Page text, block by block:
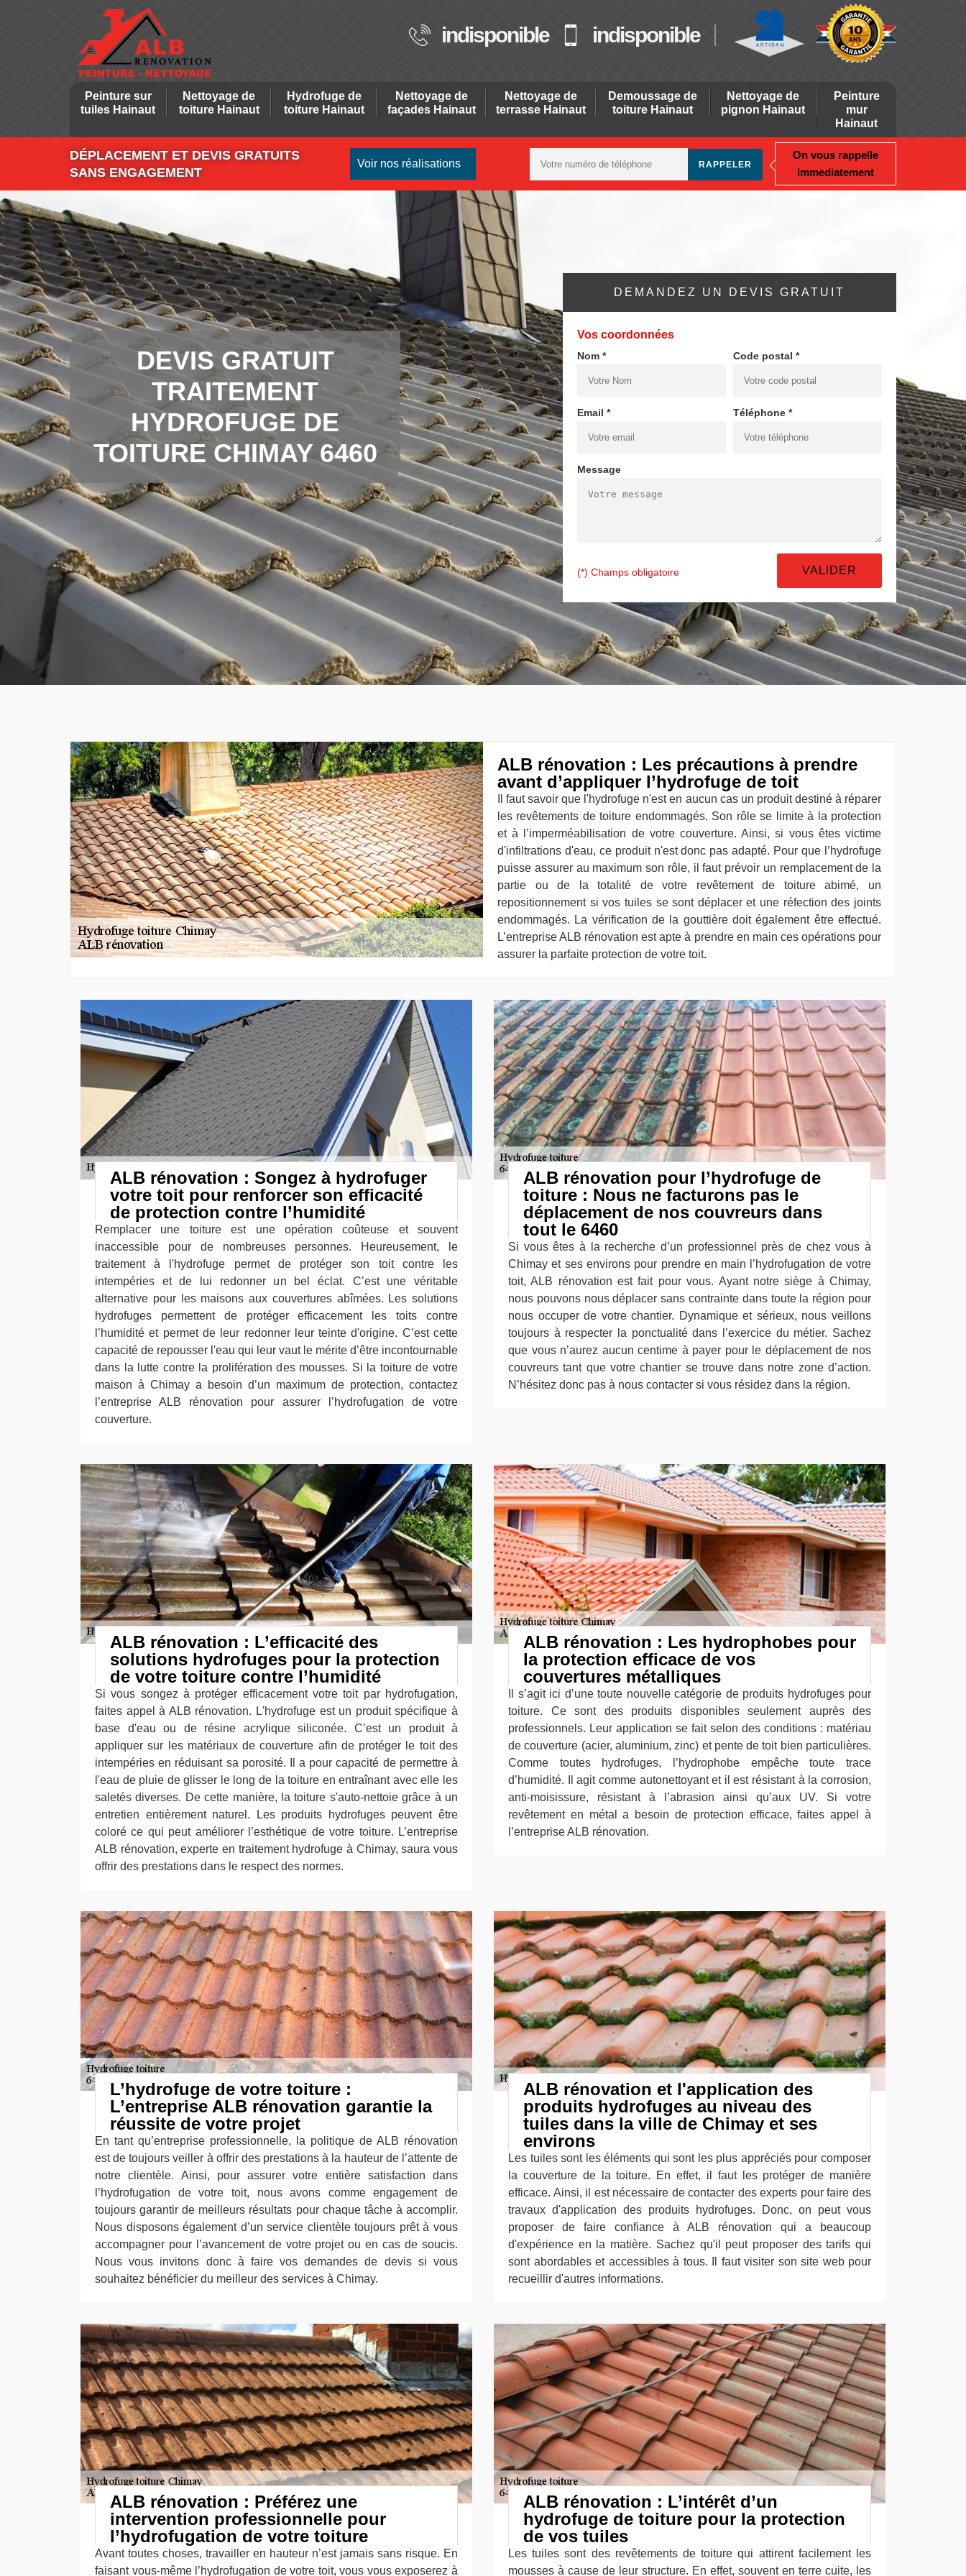
indisponible indisponible
Peinture sur
tuiles Hainaut
Nettoyage de
toiture Hainaut
Hydrofuge de
toiture Hainaut
Nettoyage de
façades Hainaut
Nettoyage de
terrasse Hainaut
Demoussage de
toiture Hainaut
Nettoyage de
pignon Hainaut
Peinture
mur
Hainaut
DÉPLACEMENT ET DEVIS GRATUITS
SANS ENGAGEMENT
Voir nos réalisations
On vous rappelle
immediatement
DEVIS GRATUIT
TRAITEMENT
HYDROFUGE DE
TOITURE CHIMAY 6460
DEMANDEZ UN DEVIS GRATUIT
Vos coordonnées
Nom * Code postal *
Email * Téléphone *
Message
(*) Champs obligatoire
ALB rénovation : Les précautions à prendre
avant d’appliquer l’hydrofuge de toit
Il faut savoir que l'hydrofuge n'est en aucun cas un produit destiné à réparer
les revêtements de toiture endommagés. Son rôle se limite à la protection
et à l’imperméabilisation de votre couverture. Ainsi, si vous êtes victime
d'infiltrations d'eau, ce produit n'est donc pas adapté. Pour que l’hydrofuge
puisse assurer au maximum son rôle, il faut prévoir un remplacement de la
partie ou de la totalité de votre revêtement de toiture abimé, un
repositionnement si vos tuiles se sont déplacer et une réfection des joints
endommagés. La vérification de la gouttière doit également être effectué.
L’entreprise ALB rénovation est apte à prendre en main ces opérations pour
assurer la parfaite protection de votre toit.
ALB rénovation : Songez à hydrofuger
votre toit pour renforcer son efficacité
de protection contre l’humidité
Remplacer une toiture est une opération coûteuse et souvent
inaccessible pour de nombreuses personnes. Heureusement, le
traitement à l'hydrofuge permet de protéger son toit contre les
intempéries et de lui redonner un bel éclat. C’est une véritable
alternative pour les maisons aux couvertures abîmées. Les solutions
hydrofuges permettent de protéger efficacement les toits contre
l’humidité et permet de leur redonner leur teinte d'origine. C’est cette
capacité de repousser l'eau qui leur vaut le mérite d’être incontournable
dans la lutte contre la prolifération des mousses. Si la toiture de votre
maison à Chimay a besoin d’un maximum de protection, contactez
l’entreprise ALB rénovation pour assurer l’hydrofugation de votre
couverture.
ALB rénovation pour l’hydrofuge de
toiture : Nous ne facturons pas le
déplacement de nos couvreurs dans
tout le 6460
Si vous êtes à la recherche d’un professionnel près de chez vous à
Chimay et ses environs pour prendre en main l’hydrofugation de votre
toit, ALB rénovation est fait pour vous. Ayant notre siège à Chimay,
nous pouvons nous déplacer sans contrainte dans toute la région pour
nous occuper de votre chantier. Dynamique et sérieux, nous veillons
toujours à respecter la ponctualité dans l’exercice du métier. Sachez
que vous n’aurez aucun centime à payer pour le déplacement de nos
couvreurs tant que votre chantier se trouve dans notre zone d’action.
N’hésitez donc pas à nous contacter si vous résidez dans la région.
ALB rénovation : L’efficacité des
solutions hydrofuges pour la protection
de votre toiture contre l’humidité
Si vous songez à protéger efficacement votre toit par hydrofugation,
faites appel à ALB rénovation. L'hydrofuge est un produit spécifique à
base d'eau ou de résine acrylique siliconée. C’est un produit à
appliquer sur les matériaux de couverture afin de protéger le toit des
intempéries en réduisant sa porosité. Il a pour capacité de permettre à
l'eau de pluie de glisser le long de la toiture en entraînant avec elle les
saletés diverses. De cette manière, la toiture s'auto-nettoie grâce à un
entretien entièrement naturel. Les produits hydrofuges peuvent être
coloré ce qui peut améliorer l’esthétique de votre toiture. L’entreprise
ALB rénovation, experte en traitement hydrofuge à Chimay, saura vous
offrir des prestations dans le respect des normes.
ALB rénovation : Les hydrophobes pour
la protection efficace de vos
couvertures métalliques
Il s’agit ici d’une toute nouvelle catégorie de produits hydrofuges pour
toiture. Ce sont des produits disponibles seulement auprès des
professionnels. Leur application se fait selon des conditions : matériau
de couverture (acier, aluminium, zinc) et pente de toit bien particulières.
Comme toutes hydrofuges, l’hydrophobe empêche toute trace
d’humidité. Il agit comme autonettoyant et il est résistant à la corrosion,
anti-moisissure, résistant à l’abrasion ainsi qu’aux UV. Si votre
revêtement en métal a besoin de protection efficace, faites appel à
l’entreprise ALB rénovation.
L’hydrofuge de votre toiture :
L’entreprise ALB rénovation garantie la
réussite de votre projet
En tant qu’entreprise professionnelle, la politique de ALB rénovation
est de toujours veiller à offrir des prestations à la hauteur de l’attente de
notre clientèle. Ainsi, pour assurer votre entière satisfaction dans
l’hydrofugation de votre toit, nous avons comme engagement de
toujours garantir de meilleurs résultats pour chaque tâche à accomplir.
Nous disposons également d’un service clientèle toujours prêt à vous
accompagner pour l’avancement de votre projet ou en cas de soucis.
Nous vous invitons donc à faire vos demandes de devis si vous
souhaitez bénéficier du meilleur des services à Chimay.
ALB rénovation et l'application des
produits hydrofuges au niveau des
tuiles dans la ville de Chimay et ses
environs
Les tuiles sont les éléments qui sont les plus appréciés pour composer
la couverture de la toiture. En effet, il faut les protéger de manière
efficace. Ainsi, il est nécessaire de contacter des experts pour faire des
travaux d'application des produits hydrofuges. Donc, on peut vous
proposer de faire confiance à ALB rénovation qui a beaucoup
d'expérience en la matière. Sachez qu'il peut proposer des tarifs qui
sont abordables et accessibles à tous. Il faut visiter son site web pour
recueillir d'autres informations.
ALB rénovation : Préférez une
intervention professionnelle pour
l’hydrofugation de votre toiture
Avant toutes choses, travailler en hauteur n’est jamais sans risque. En
faisant vous-même l’hydrofugation de votre toit, vous vous exposerez à
ALB rénovation : L’intérêt d’un
hydrofuge de toiture pour la protection
de vos tuiles
Les tuiles sont des revêtements de toiture qui attirent facilement les
mousses à cause de leur structure. En effet, souvent en terre cuite, les